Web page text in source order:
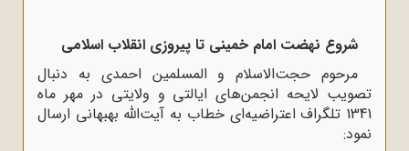
شروع نهضت امام خمینی تا پیروزی انقلاب اسلامی
مرحوم حجت‌الاسلام و المسلمین احمدی به دنبال
تصویب لایحه انجمن‌های ایالتی و ولایتی در مهر ماه
1341 تلگراف اعتراضیه‌ای خطاب به آیت‌الله بهبهانی ارسال
نمود: